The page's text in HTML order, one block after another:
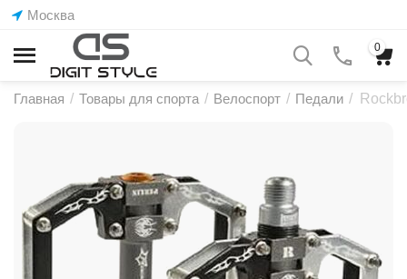
Москва
0
Главная / Товары для спорта / Велоспорт / Педали /